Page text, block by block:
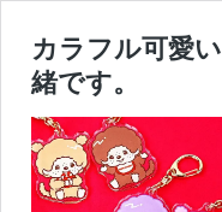
カラフル可愛
緒です。